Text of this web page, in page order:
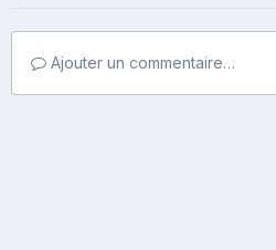
Ajouter un commentaire…